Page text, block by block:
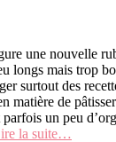
une nouvelle
longs mais trop
surtout des
matière de
un peu
la suite…